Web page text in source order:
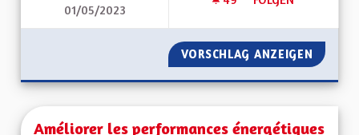
01/05/2023 CRÉER UN
VORSCHLAG ANZEIGEN
Améliorer les performances énergétiques